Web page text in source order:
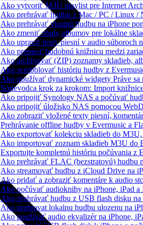
Ako vytvoriť M3U playlist pre Internet
Ako prehrávať hudbu z Mac / PC / Linux
Ako prehrávať vlastnú hudbu na iPhone
Ako zmeniť obaly albumov pre lokálne
Ako upraviť texty piesní v audio súboroch
Ako preniesť hudobnú knižnicu medzi
Ako archivovať (ZIP) zoznamy skladieb,
Ako scrobblovať históriu hudby z
Ako používať dynamické widgety Práve sa
Sprievodca krok za krokom: Import
Ako pripojiť Synology NAS a počúvať
Ako pripojiť úložisko NAS pomocou
Ako zobraziť vložené texty piesní,
Prehrávanie offline hudby v Evermusic a
Ako exportovať kolekciu skladieb do
Ako importovať zoznam skladieb M3U do
Exportujte kompletnú históriu počúvania z
Ako prehrávať FLAC (bezstratovú) hudbu
Ako streamovať hudbu z iCloud Drive na
Ako pridať a zobraziť komentáre k audio
Ako počúvať audioknihy na iPhone, iPad a
Ako prehrávať hudbu z USB flash disku
Ako prehravat lokalnu hudbu ulozenu na
Ako používať audio ekvalizér na iPhone,